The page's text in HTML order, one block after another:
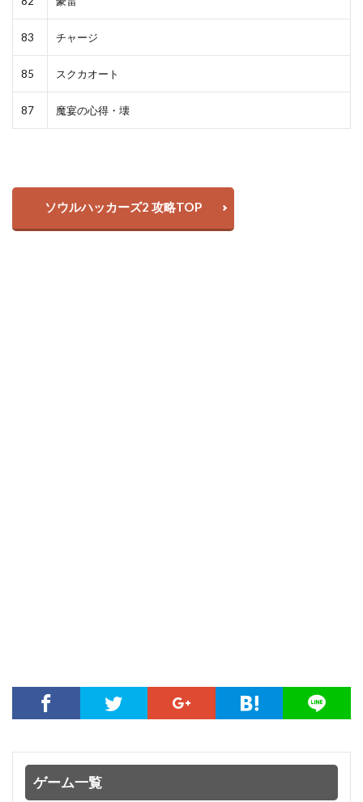
83 チャージ
85 スクカオート
87 魔宴の心得・壊
ソウルハッカーズ2 攻略TOP
ゲーム一覧